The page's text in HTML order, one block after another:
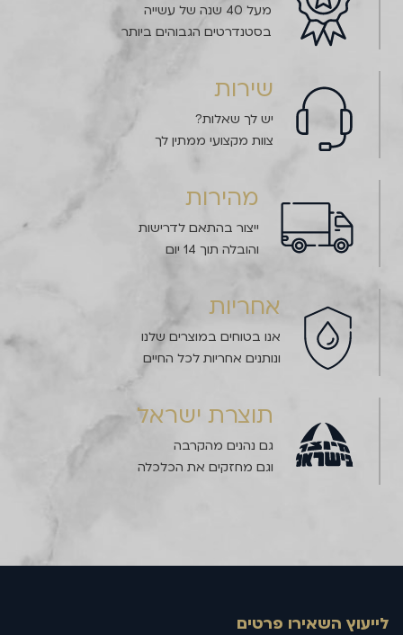
מעל 40 שנה של עשייה
בסטנדרטים הגבוהים ביותר
שירות
יש לך שאלות?
צוות מקצועי ממתין לך
מהירות
ייצור בהתאם לדרישות
והובלה תוך 14 יום
אחריות
אנו בטוחים במוצרים שלנו
ונותנים אחריות לכל החיים
תוצרת ישראל
גם נהנים מהקרבה
וגם מחזקים את הכלכלה
לייעוץ השאירו פרטים